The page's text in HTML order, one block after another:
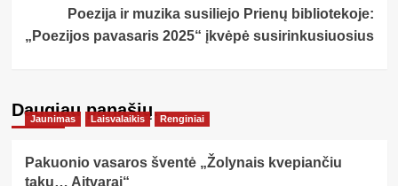
Poezija ir muzika susiliejo Prienų bibliotekoje:
„Poezijos pavasaris 2025“ įkvėpė susirinkusiuosius
Daugiau panašių…
Jaunimas Laisvalaikis Renginiai
Pakuonio vasaros šventė „Žolynais kvepiančiu
taku… Aitvarai“